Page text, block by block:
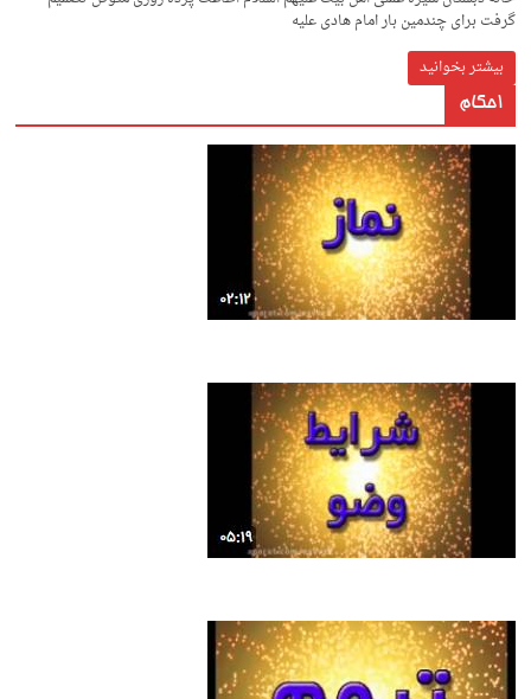
گرفت برای چندمین بار امام هادی علیه
بیشتر بخوانید
احکام